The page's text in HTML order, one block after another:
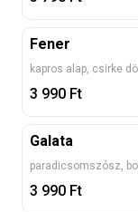
Fener
3 990 Ft
Galata
3 990 Ft